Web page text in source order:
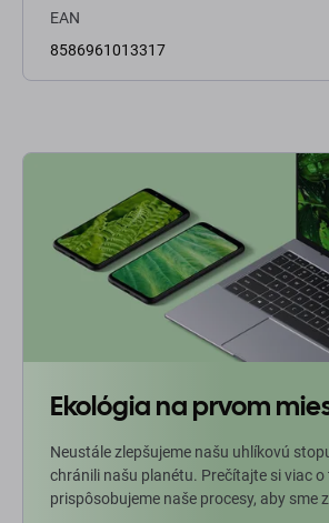
EAN
8586961013317
Ekológia na prvom
Neustále zlepšujeme našu uhlíkovú
chránili našu planétu. Prečítajte si viac o
prispôsobujeme naše procesy, aby sme